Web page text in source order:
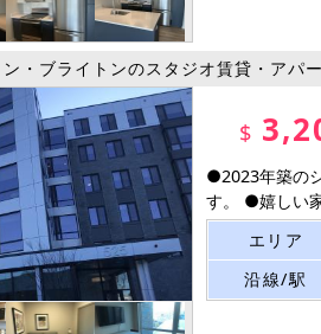
・ブライトンのスタジオ賃貸・アパ
$
●2023年築の
す。 ●嬉しい
エリア
沿線/駅